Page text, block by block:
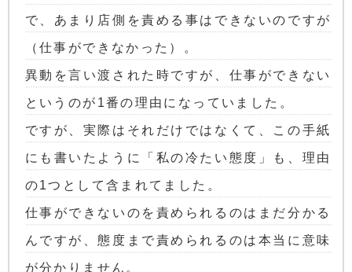
で、あまり店側を責める事はできないのですが
（仕事ができなかった）。
異動を言い渡された時ですが、仕事ができない
というのが1番の理由になっていました。
ですが、実際はそれだけではなくて、この手紙
にも書いたように「私の冷たい態度」も、理由
の1つとして含まれてました。
仕事ができないのを責められるのはまだ分かる
んですが、態度まで責められるのは本当に意味
が分かりません。